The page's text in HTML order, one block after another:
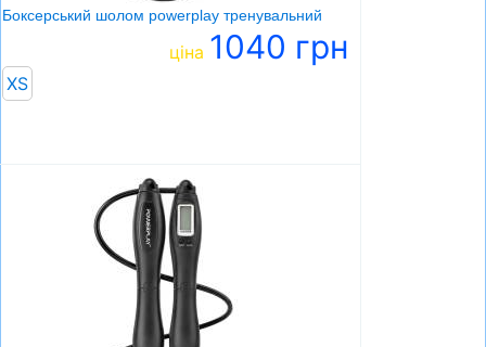
Боксерський шолом powerplay тренувальний
ціна 1040 грн
XS